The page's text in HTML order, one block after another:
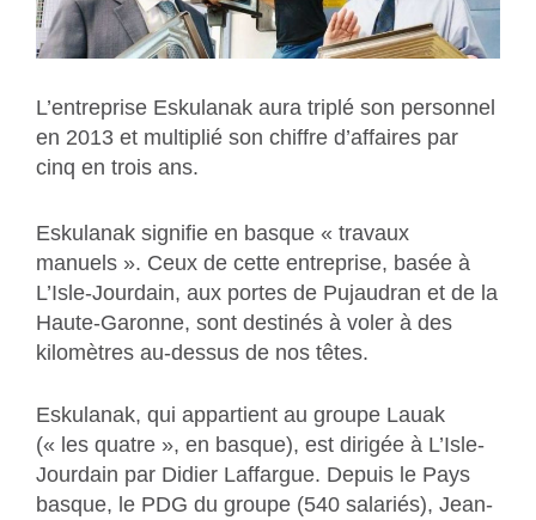
L’entreprise Eskulanak aura triplé son personnel
en 2013 et multiplié son chiffre d’affaires par
cinq en trois ans.
Eskulanak signifie en basque « travaux
manuels ». Ceux de cette entreprise, basée à
L’Isle-Jourdain, aux portes de Pujaudran et de la
Haute-Garonne, sont destinés à voler à des
kilomètres au-dessus de nos têtes.
Eskulanak, qui appartient au groupe Lauak
(« les quatre », en basque), est dirigée à L’Isle-
Jourdain par Didier Laffargue. Depuis le Pays
basque, le PDG du groupe (540 salariés), Jean-